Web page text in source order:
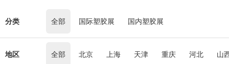
分类 全部 国际塑胶展 国内塑胶展
地区 全部 北京 上海 天津 重庆 河北 山